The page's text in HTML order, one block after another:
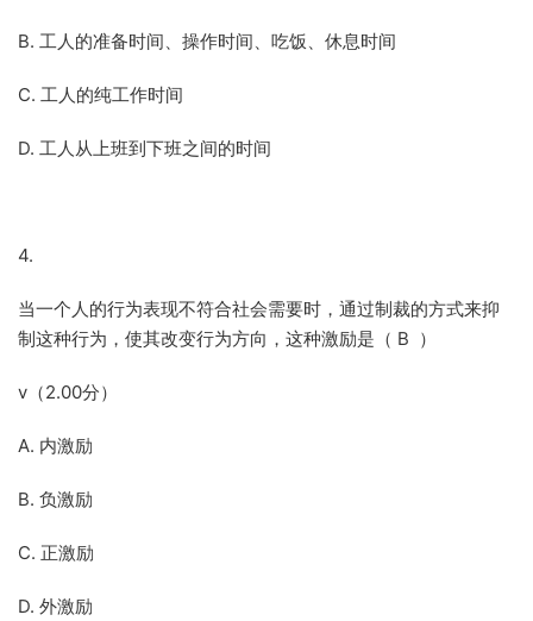
B. 工人的准备时间、操作时间、吃饭、休息时间
C. 工人的纯工作时间
D. 工人从上班到下班之间的时间
4.
当一个人的行为表现不符合社会需要时，通过制裁的方式来抑
制这种行为，使其改变行为方向，这种激励是（ B ）
v（2.00分）
A. 内激励
B. 负激励
C. 正激励
D. 外激励